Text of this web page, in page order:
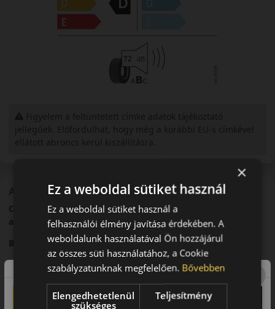
A mintázat
Continental SportContact 5 – Magas teljesítményű nyári
abroncs
Bevezető
A Continental SportContact 5 egy nagy teljesítményű nyári
abroncs, amelyet a sportos vezetés igényeihez terveztek.
Futófelület és tapadás
×
Ez a weboldal sütiket használ
Ez a weboldal sütiket használ a
felhasználói élmény javítása érdekében. A
weboldalunk használatával Ön hozzájárul
az összes süti használatához, a Cookie
szabályzatunknak megfelelően. Bővebben
Elengedhetetlenül
szükséges
Teljesítmény